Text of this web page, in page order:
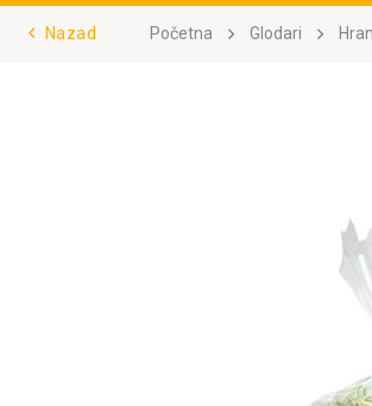
Nazad Početna Glodari